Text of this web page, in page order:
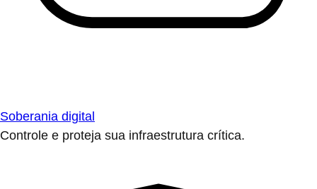
Soberania digital
Controle e proteja sua infraestrutura crítica.